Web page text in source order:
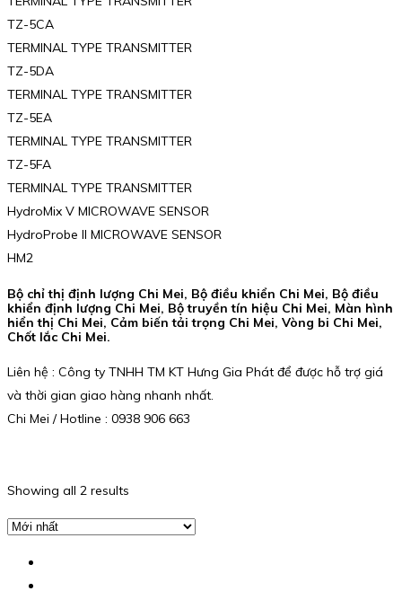
TZ-5CA
TERMINAL TYPE TRANSMITTER
TZ-5DA
TERMINAL TYPE TRANSMITTER
TZ-5EA
TERMINAL TYPE TRANSMITTER
TZ-5FA
TERMINAL TYPE TRANSMITTER
HydroMix V MICROWAVE SENSOR
HydroProbe II MICROWAVE SENSOR
HM2
Bộ chỉ thị định lượng Chi Mei, Bộ điều khiển Chi Mei, Bộ điều
khiển định lượng Chi Mei, Bộ truyền tín hiệu Chi Mei, Màn hình
hiển thị Chi Mei, Cảm biến tải trọng Chi Mei, Vòng bi Chi Mei,
Chốt lắc Chi Mei.
Liên hệ : Công ty TNHH TM KT Hưng Gia Phát để được hỗ trợ giá
và thời gian giao hàng nhanh nhất.
Chi Mei / Hotline : 0938 906 663
Showing all 2 results